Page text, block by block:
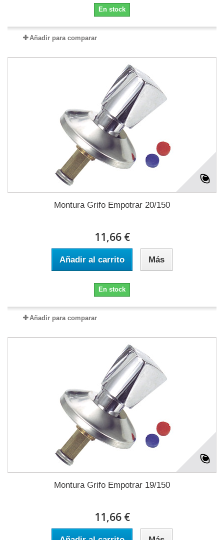
En stock
Añadir para comparar
Montura Grifo Empotrar 20/150
11,66 €
Añadir al carrito Más
En stock
Añadir para comparar
Montura Grifo Empotrar 19/150
11,66 €